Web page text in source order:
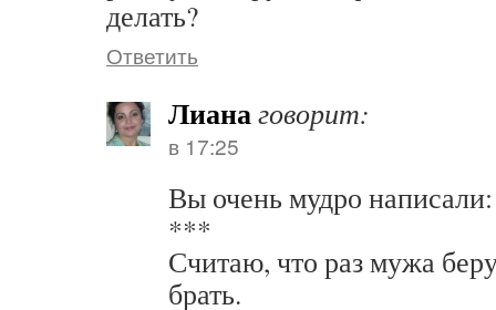
делать?
Ответить
Лианаговорит:
в 17:25
Вы очень мудро написали:
***
Считаю, что раз мужа
брать.